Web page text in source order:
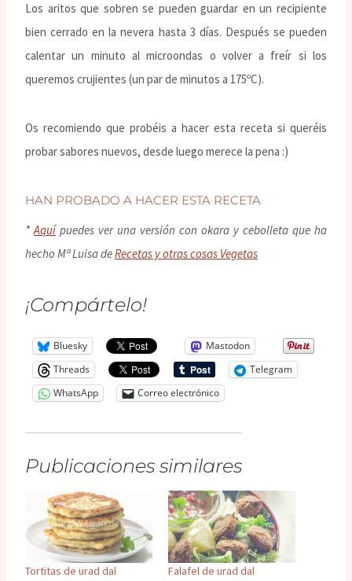
Los aritos que sobren se pueden guardar en un recipiente
bien cerrado en la nevera hasta 3 días. Después se pueden
calentar un minuto al microondas o volver a freír si los
queremos crujientes (un par de minutos a 175ºC).
Os recomiendo que probéis a hacer esta receta si queréis
probar sabores nuevos, desde luego merece la pena :)
HAN PROBADO A HACER ESTA RECETA
* Aquípuedes ver una versión con okara y cebolleta que ha
hecho Mª Luisa deRecetas y otras cosas Vegetas
¡Compártelo!
Bluesky
Mastodon
Threads
Telegram
WhatsApp
Correo electrónico
Publicaciones similares
Tortitas de urad dal Falafel de urad dal